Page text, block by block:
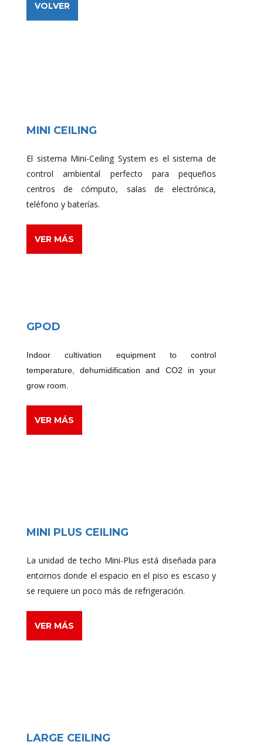
VOLVER
MINI CEILING
El sistema Mini-Ceiling System es el sistema de
control ambiental perfecto para pequeños
centros de cómputo, salas de electrónica,
teléfono y baterías.
VER MÁS
GPOD
Indoor cultivation equipment to control
temperature, dehumidification and CO2 in your
grow room.
VER MÁS
MINI PLUS CEILING
La unidad de techo Mini-Plus está diseñada para
entornos donde el espacio en el piso es escaso y
se requiere un poco más de refrigeración.
VER MÁS
LARGE CEILING